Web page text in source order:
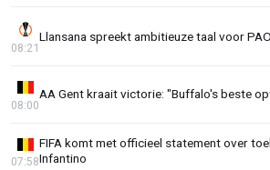
Llansana spreekt ambitieuze taal voor
08:21
AA Gent kraait victorie: "Buffalo's beste
08:00
FIFA komt met officieel statement over
Infantino
07:58